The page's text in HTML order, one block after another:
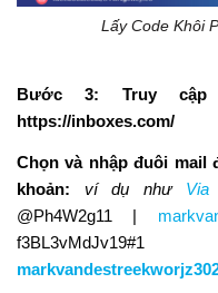
Lấy Code Khôi
Bước 3: Truy cập
https://inboxes.com/
Chọn và nhập đuôi mail
khoản:
ví dụ như Via
@Ph4W2g11 |